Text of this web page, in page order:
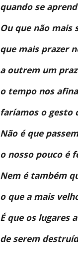
quando se
Ou que não
que mais prazer
a outrem um
o tempo nos
faríamos o gesto
Não é que
o nosso pouco é
Nem é também
o que a mais
É que os lugares
de serem